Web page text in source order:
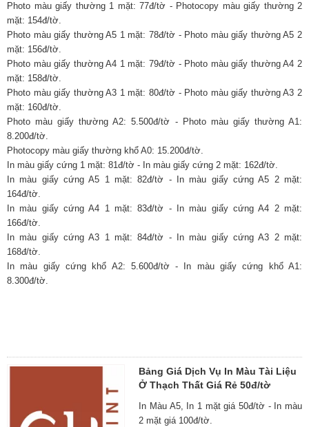
Photo màu giấy thường 1 mặt: 77đ/tờ - Photocopy màu giấy thường 2
mặt: 154đ/tờ.
Photo màu giấy thường A5 1 mặt: 78đ/tờ - Photo màu giấy thường A5 2
mặt: 156đ/tờ.
Photo màu giấy thường A4 1 mặt: 79đ/tờ - Photo màu giấy thường A4 2
mặt: 158đ/tờ.
Photo màu giấy thường A3 1 mặt: 80đ/tờ - Photo màu giấy thường A3 2
mặt: 160đ/tờ.
Photo màu giấy thường A2: 5.500đ/tờ - Photo màu giấy thường A1:
8.200đ/tờ.
Photocopy màu giấy thường khổ A0: 15.200đ/tờ.
In màu giấy cứng 1 mặt: 81đ/tờ - In màu giấy cứng 2 mặt: 162đ/tờ.
In màu giấy cứng A5 1 mặt: 82đ/tờ - In màu giấy cứng A5 2 mặt:
164đ/tờ.
In màu giấy cứng A4 1 mặt: 83đ/tờ - In màu giấy cứng A4 2 mặt:
166đ/tờ.
In màu giấy cứng A3 1 mặt: 84đ/tờ - In màu giấy cứng A3 2 mặt:
168đ/tờ.
In màu giấy cứng khổ A2: 5.600đ/tờ - In màu giấy cứng khổ A1:
8.300đ/tờ.
Bảng Giá Dịch Vụ In Màu Tài Liệu
Ở Thạch Thất Giá Rẻ 50đ/tờ
In Màu A5, In 1 mặt giá 50đ/tờ - In màu
2 mặt giá 100đ/tờ.